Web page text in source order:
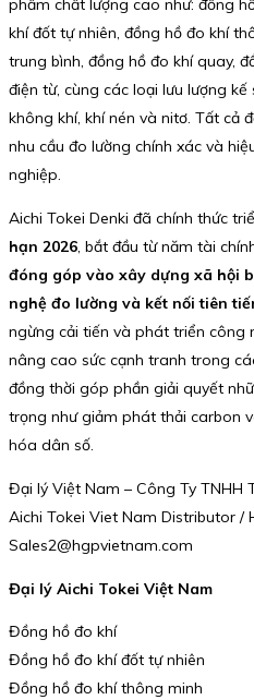
phẩm chất lượng cao như: đồng
khí đốt tự nhiên, đồng hồ đo khí
trung bình, đồng hồ đo khí quay,
điện từ, cùng các loại lưu lượng
không khí, khí nén và nitơ. Tất cả
nhu cầu đo lường chính xác và
nghiệp.
Aichi Tokei Denki đã chính thức
hạn 2026, bắt đầu từ năm tài
đóng góp vào xây dựng xã hội
nghệ đo lường và kết nối tiên
ngừng cải tiến và phát triển công
nâng cao sức cạnh tranh trong
đồng thời góp phần giải quyết
trọng như giảm phát thải carbon
hóa dân số.
Đại lý Việt Nam – Công Ty TNHH
Aichi Tokei Viet Nam Distributor /
Sales2@hgpvietnam.com
Đại lý Aichi Tokei Việt Nam
Đồng hồ đo khí
Đồng hồ đo khí đốt tự nhiên
Đồng hồ đo khí thông minh